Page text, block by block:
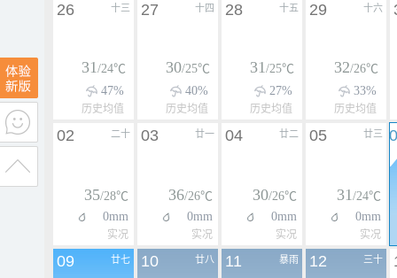
十三
26
31/24℃
47%
历史均值
十四
27
30/25℃
40%
历史均值
十五
28
31/25℃
27%
历史均值
十六
29
32/26℃
33%
历史均值
二十
02
35/28℃
0mm
实况
廿一
03
36/26℃
0mm
实况
廿二
04
30/26℃
0mm
实况
廿三
05
31/24℃
0mm
实况
廿七
09 廿八
10 暴雨
11 三十
12